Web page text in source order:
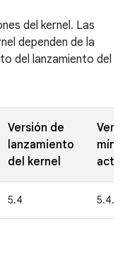
del kernel. Las
dependen de la
del lanzamiento del
Versión de
lanzamiento
del kernel
5.4